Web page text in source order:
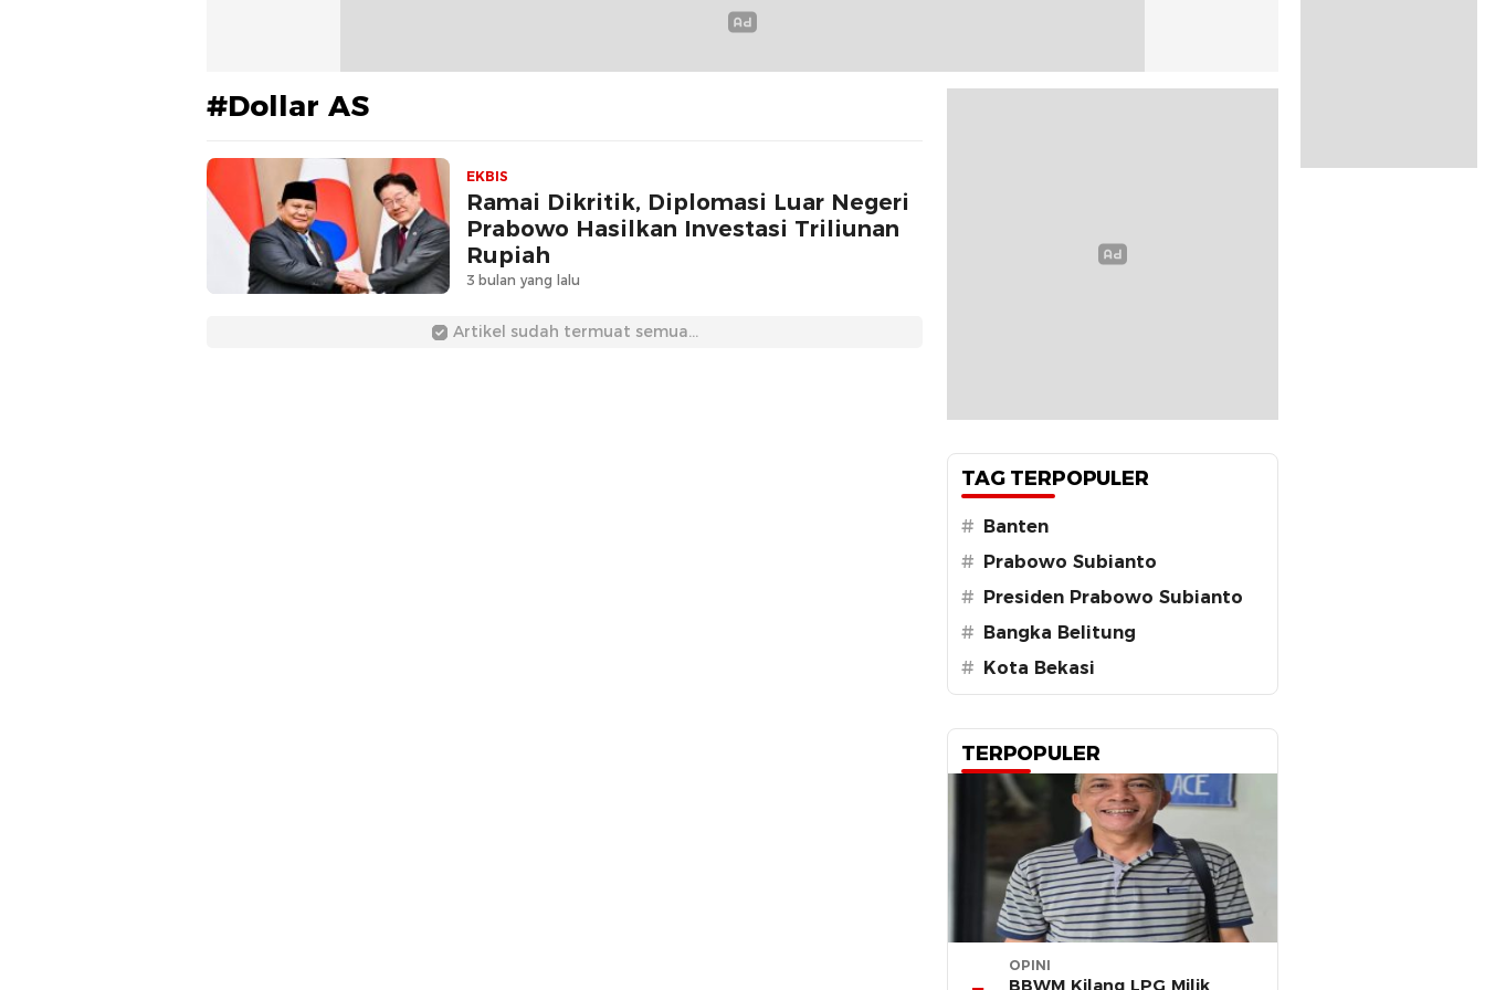
#Dollar AS
EKBIS
Ramai Dikritik, Diplomasi Luar Negeri
Prabowo Hasilkan Investasi Triliunan
Rupiah
3 bulan yang lalu
Artikel sudah termuat semua...
TAG TERPOPULER
# Banten
# Prabowo Subianto
# Presiden Prabowo Subianto
# Bangka Belitung
# Kota Bekasi
TERPOPULER
OPINI
BBWM Kilang LPG Milik